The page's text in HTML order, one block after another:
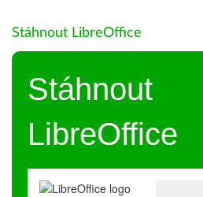
Stáhnout LibreOffice
Stáhnout
LibreOffice